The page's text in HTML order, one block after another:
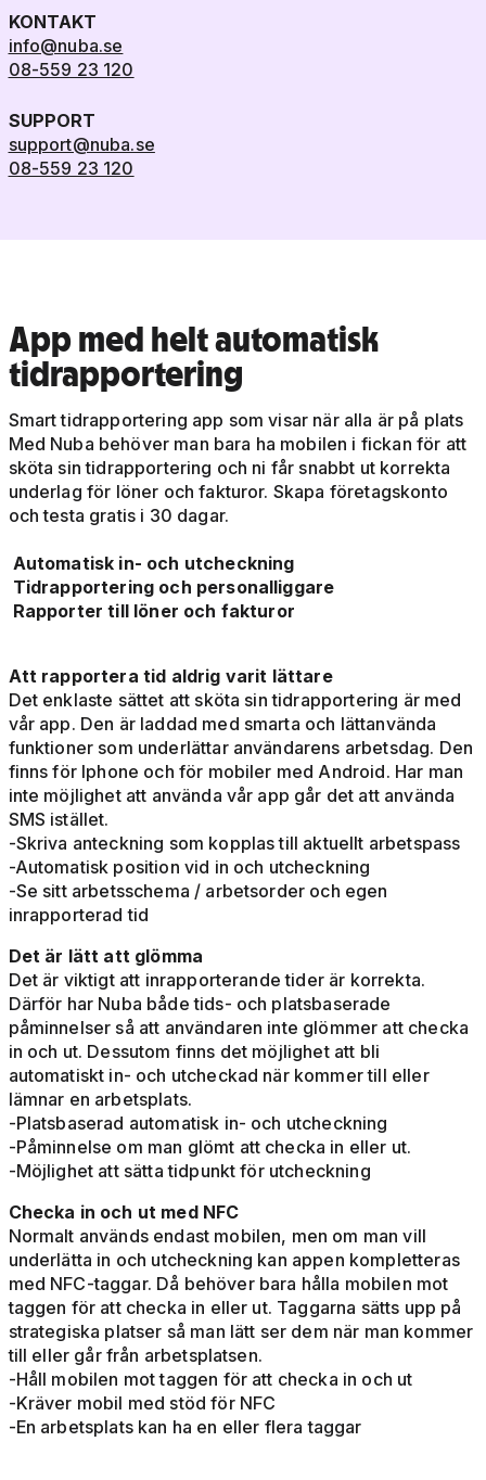
KONTAKT
info@nuba.se
08-559 23 120
SUPPORT
support@nuba.se
08-559 23 120
App med helt automatisk
tidrapportering
Smart tidrapportering app som visar när alla är på plats
Med Nuba behöver man bara ha mobilen i fickan för att
sköta sin tidrapportering och ni får snabbt ut korrekta
underlag för löner och fakturor. Skapa företagskonto
och testa gratis i 30 dagar.
Automatisk in- och utcheckning
Tidrapportering och personalliggare
Rapporter till löner och fakturor
Att rapportera tid aldrig varit lättare
Det enklaste sättet att sköta sin tidrapportering är med
vår app. Den är laddad med smarta och lättanvända
funktioner som underlättar användarens arbetsdag. Den
finns för Iphone och för mobiler med Android. Har man
inte möjlighet att använda vår app går det att använda
SMS istället.
-Skriva anteckning som kopplas till aktuellt arbetspass
-Automatisk position vid in och utcheckning
-Se sitt arbetsschema / arbetsorder och egen
inrapporterad tid
Det är lätt att glömma
Det är viktigt att inrapporterande tider är korrekta.
Därför har Nuba både tids- och platsbaserade
påminnelser så att användaren inte glömmer att checka
in och ut. Dessutom finns det möjlighet att bli
automatiskt in- och utcheckad när kommer till eller
lämnar en arbetsplats.
-Platsbaserad automatisk in- och utcheckning
-Påminnelse om man glömt att checka in eller ut.
-Möjlighet att sätta tidpunkt för utcheckning
Checka in och ut med NFC
Normalt används endast mobilen, men om man vill
underlätta in och utcheckning kan appen kompletteras
med NFC-taggar. Då behöver bara hålla mobilen mot
taggen för att checka in eller ut. Taggarna sätts upp på
strategiska platser så man lätt ser dem när man kommer
till eller går från arbetsplatsen.
-Håll mobilen mot taggen för att checka in och ut
-Kräver mobil med stöd för NFC
-En arbetsplats kan ha en eller flera taggar